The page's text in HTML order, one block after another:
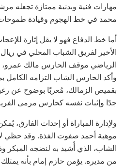
مهارات فنية وبدنية ممتازة تجعله
محمد في خط الهجوم وقيادة طموحات
أما خط الدفاع فهو لا يقل إثارة
الأخير لفريق الشباب المحلي في
الرياضي موقف الحارس مالك
وأكد الحارس الشاب التزامه الكامل
بقميص الزمالك، مُعربًا بوضوح عن
جدًا وإثبات نفسه كحارس مرمى
ولإدارة المباراة أو إحداث الفارق،
موهبة أحمد صفوت الفذة. وقد حظي
الشاب، الذي أُشيد به لنضجه المبكر
من مديره. يؤمن حازم إمام بأنه يمتلك